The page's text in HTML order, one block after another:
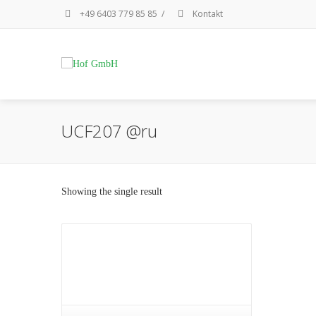
+49 6403 779 85 85 / Kontakt
UCF207 @ru
Showing the single result